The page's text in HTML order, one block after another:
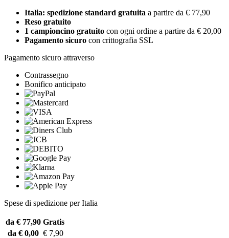
Italia: spedizione standard gratuita a partire da € 77,90
Reso gratuito
1 campioncino gratuito con ogni ordine a partire da € 20,00
Pagamento sicuro con crittografia SSL
Pagamento sicuro attraverso
Contrassegno
Bonifico anticipato
Spese di spedizione per Italia
da € 77,90 Gratis
da € 0,00 € 7,90